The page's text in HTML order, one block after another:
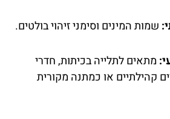
שמות המינים וסימני זיהוי בולטים.
מתאים לתלייה בכיתות, חדרי
קהילתיים או כמתנה מקורית